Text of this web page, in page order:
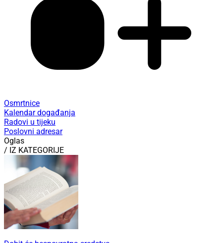
Osmrtnice
Kalendar događanja
Radovi u tijeku
Poslovni adresar
Oglas
/ IZ KATEGORIJE